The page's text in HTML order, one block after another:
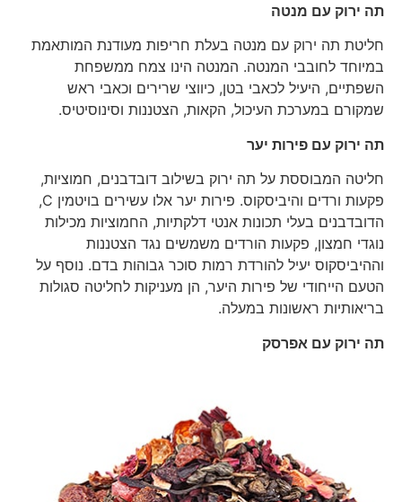
תה ירוק עם מנטה
חליטת תה ירוק עם מנטה בעלת חריפות מעודנת המותאמת
במיוחד לחובבי המנטה. המנטה הינו צמח ממשפחת
השפתיים, היעיל לכאבי בטן, כיווצי שרירים וכאבי ראש
שמקורם במערכת העיכול, הקאות, הצטננות וסינוסיטיס.
תה ירוק עם פירות יער
חליטה המבוססת על תה ירוק בשילוב דובדבנים, חמוציות,
פקעות ורדים והיביסקוס. פירות יער אלו עשירים בויטמין C,
הדובדבנים בעלי תכונות אנטי דלקתיות, החמוציות מכילות
נוגדי חמצון, פקעות הורדים משמשים נגד הצטננות
וההיביסקוס יעיל להורדת רמות סוכר גבוהות בדם. נוסף על
הטעם הייחודי של פירות היער, הן מעניקות לחליטה סגולות
בריאותיות ראשונות במעלה.
תה ירוק עם אפרסק